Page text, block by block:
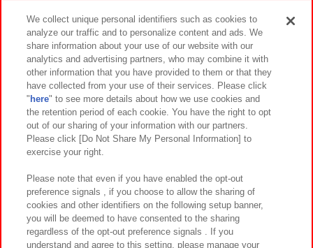
イベント・キャンペーン
関連会社 サステナビリティ サイトポリシー
プライバシーポリシー ウェブアクセシビリティ方針と検証結果
お取引先さまとともに
カスタマーハラスメント対応方針 よくあるご質問・お問い合わせ
We collect unique personal identifiers such as cookies to
analyze our traffic and to personalize content and ads. We
share information about your use of our website with our
analytics and advertising partners, who may combine it with
other information that you have provided to them or that they
have collected from your use of their services. Please click
" here" to see more details about how we use cookies and
the retention period of each cookie. You have the right to opt
out of our sharing of your information with our partners.
Please click [Do Not Share My Personal Information] to
exercise your right.
Please note that even if you have enabled the opt-out
preference signals , if you choose to allow the sharing of
cookies and other identifiers on the following setup banner,
you will be deemed to have consented to the sharing
regardless of the opt-out preference signals . If you
understand and agree to this setting, please manage your